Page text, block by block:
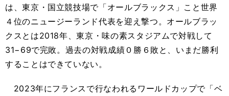
は、東京・国立競技場で「オールブラックス」こと世界
４位のニュージーランド代表を迎え撃つ。オールブラッ
クスとは2018年、東京・味の素スタジアムで対戦して
31−69で完敗。過去の対戦成績０勝６敗と、いまだ勝利
することはできていない。
2023年にフランスで行なわれるワールドカップで「ベ